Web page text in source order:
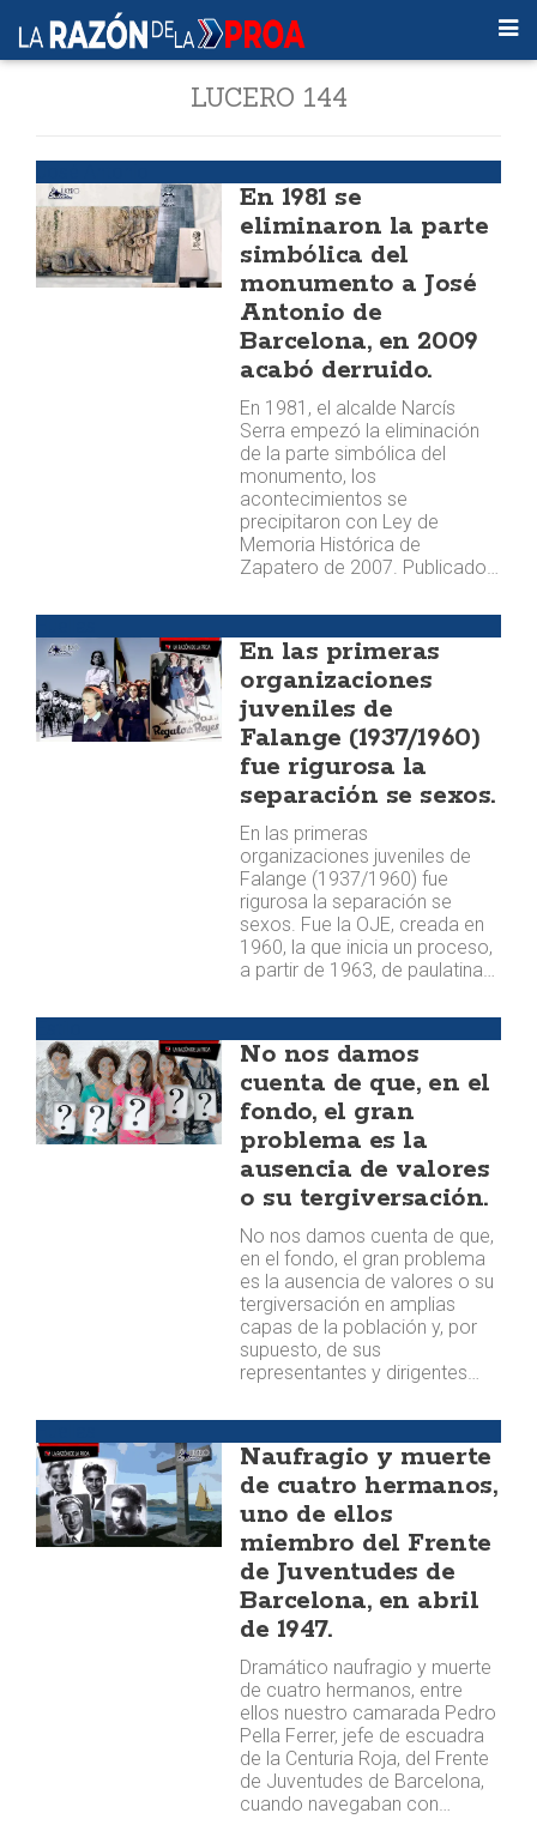
LUCERO 144
En 1981 se
eliminaron la parte
simbólica del
monumento a José
Antonio de
Barcelona, en 2009
acabó derruido.
En 1981, el alcalde Narcís
Serra empezó la eliminación
de la parte simbólica del
monumento, los
acontecimientos se
precipitaron con Ley de
Memoria Histórica de
Zapatero de 2007. Publicado…
En las primeras
organizaciones
juveniles de
Falange (1937/1960)
fue rigurosa la
separación se sexos.
En las primeras
organizaciones juveniles de
Falange (1937/1960) fue
rigurosa la separación se
sexos. Fue la OJE, creada en
1960, la que inicia un proceso,
a partir de 1963, de paulatina…
No nos damos
cuenta de que, en el
fondo, el gran
problema es la
ausencia de valores
o su tergiversación.
No nos damos cuenta de que,
en el fondo, el gran problema
es la ausencia de valores o su
tergiversación en amplias
capas de la población y, por
supuesto, de sus
representantes y dirigentes…
Naufragio y muerte
de cuatro hermanos,
uno de ellos
miembro del Frente
de Juventudes de
Barcelona, en abril
de 1947.
Dramático naufragio y muerte
de cuatro hermanos, entre
ellos nuestro camarada Pedro
Pella Ferrer, jefe de escuadra
de la Centuria Roja, del Frente
de Juventudes de Barcelona,
cuando navegaban con…